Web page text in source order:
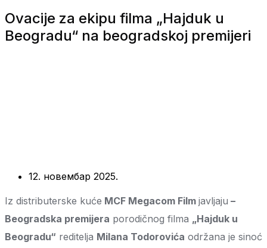
Ovacije za ekipu filma „Hajduk u
Beogradu“ na beogradskoj premijeri
12. новембар 2025.
Iz distributerske kuće MCF Megacom Film javljaju –
Beogradska premijera porodičnog filma „Hajduk u
Beogradu“ reditelja Milana Todorovića održana je sinoć